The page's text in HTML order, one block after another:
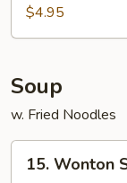
Donuts
(10)
包
$4.95
Soup
w. Fried Noodles
Wonton
15. Wonton